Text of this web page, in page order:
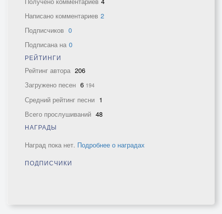
Написано комментариев 2
Подписчиков 0
Подписана на 0
РЕЙТИНГИ
Рейтинг автора 206
Загружено песен 6 194
Средний рейтинг песни 1
Всего прослушиваний 48
НАГРАДЫ
Наград пока нет. Подробнее о наградах
ПОДПИСЧИКИ